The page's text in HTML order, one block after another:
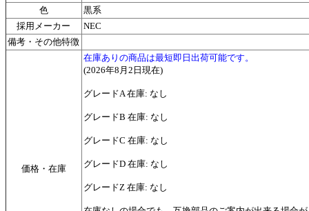
色
黒系
採用メーカー
NEC
備考・その他特徴
価格・在庫
在庫ありの商品は最短即日出荷可能です。
(2026年8月2日現在)
グレードA 在庫: なし
グレードB 在庫: なし
グレードC 在庫: なし
グレードD 在庫: なし
グレードZ 在庫: なし